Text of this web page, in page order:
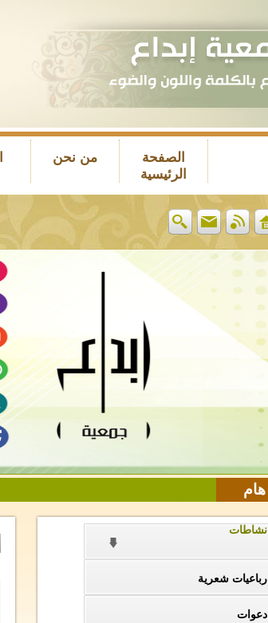
الصفحة
الرئيسية
من نحن
هام
نشاطات
رباعيات شعرية
دعوات